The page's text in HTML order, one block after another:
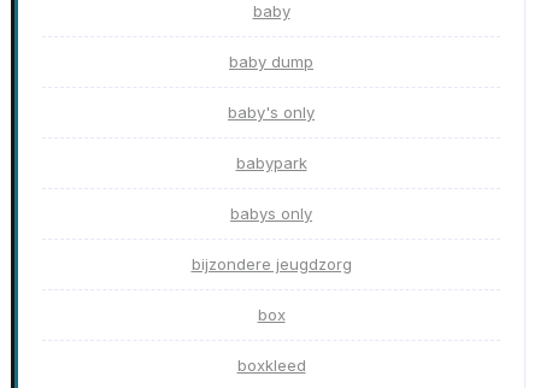
baby
baby dump
baby's only
babypark
babys only
bijzondere jeugdzorg
box
boxkleed